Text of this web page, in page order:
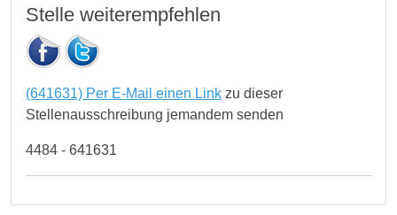
Stelle weiterempfehlen
(641631) Per E-Mail einen Link zu dieser
Stellenausschreibung jemandem senden
4484 - 641631